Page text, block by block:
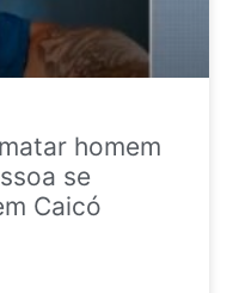
homem
se
Caicó